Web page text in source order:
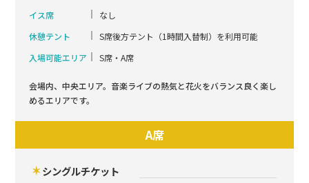
イス席
なし
休憩テント
S席後方テント（1時間入替制）を利用可能
入場可能エリア
S席・A席
会場内、中央エリア。音楽ライブの熱気と花火をバランス良く楽し
めるエリアです。
A席
シングルチケット